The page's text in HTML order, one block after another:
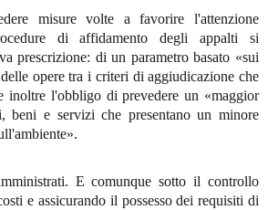
misure volte a favorire l'attenzione
di affidamento degli appalti si
prescrizione: di un parametro basato «sui
opere tra i criteri di aggiudicazione che
inoltre l'obbligo di prevedere un «maggior
beni e servizi che presentano un minore
E comunque sotto il controllo
e assicurando il possesso dei requisiti di